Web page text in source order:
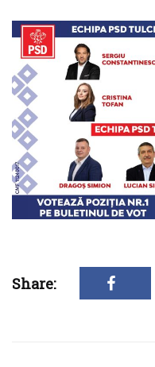
Share: